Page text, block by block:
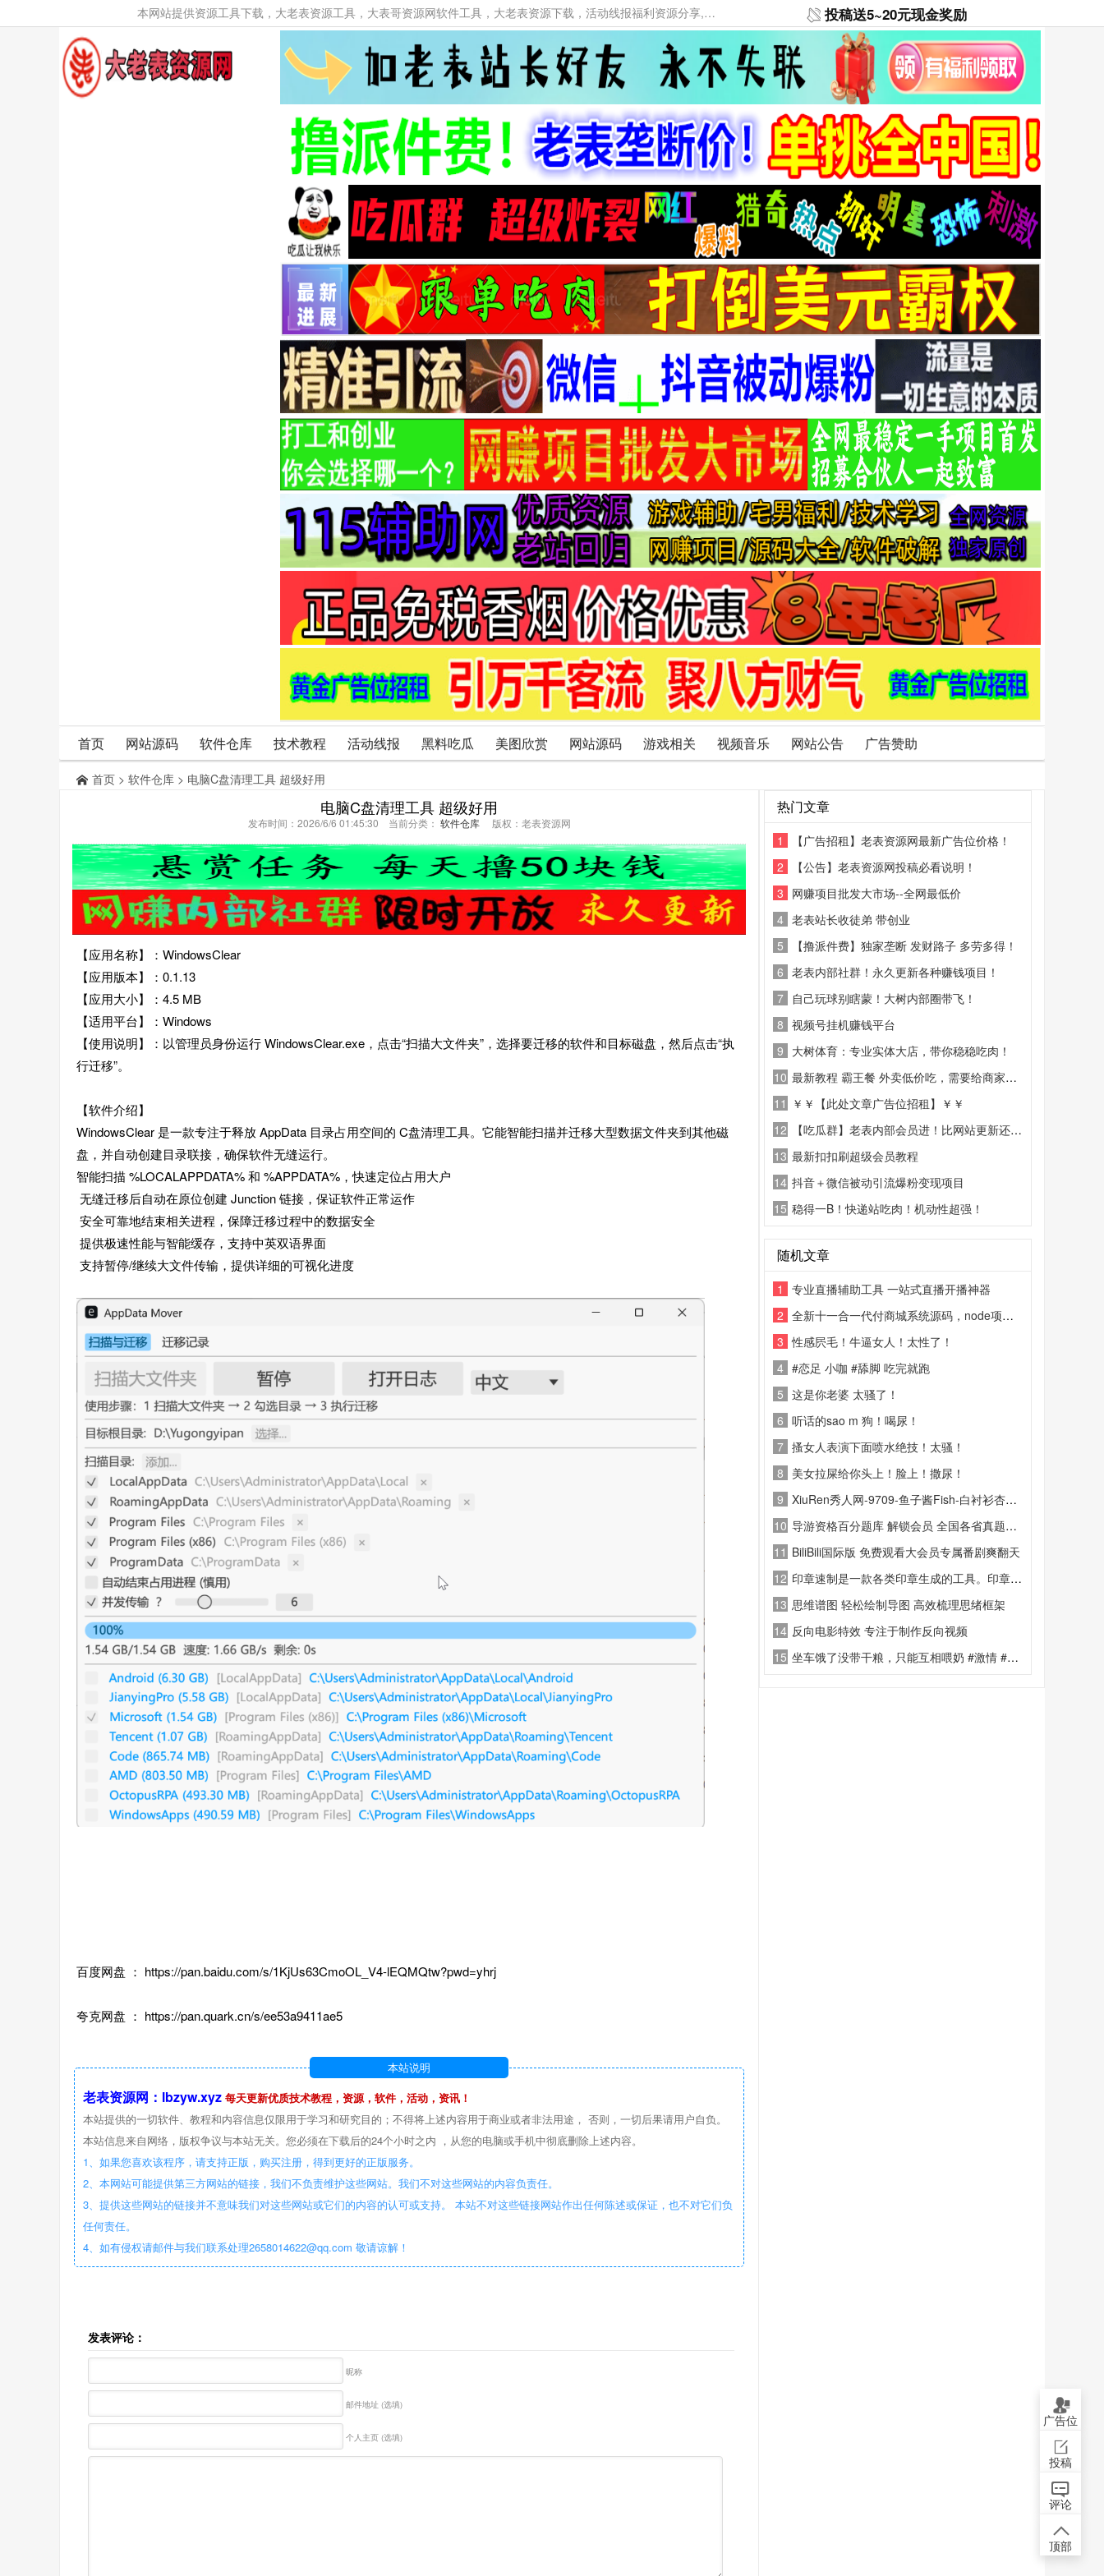
本网站提供资源工具下载，大老表资源工具，大表哥资源网软件工具，大老表资源下载，活动线报福利资源分享,活动线报，大型网游经典游戏，网络热门技术游戏辅助交流与分享。 投稿送5~20元现金奖励
首页 网站源码 软件仓库 技术教程 活动线报 黑料吃瓜 美图欣赏 网站源码 游戏相关 视频音乐 网站公告 广告赞助
首页 > 软件仓库 > 电脑C盘清理工具 超级好用
电脑C盘清理工具 超级好用
发布时间：2026/6/6 01:45:30 当前分类： 软件仓库版权：老表资源网
【应用名称】：WindowsClear
【应用版本】：0.1.13
【应用大小】：4.5 MB
【适用平台】：Windows
【使用说明】：以管理员身份运行 WindowsClear.exe，点击“扫描大文件夹”，选择要迁移的软件和目标磁盘，然后点击“执
行迁移”。
【软件介绍】
WindowsClear 是一款专注于释放 AppData 目录占用空间的 C盘清理工具。它能智能扫描并迁移大型数据文件夹到其他磁
盘，并自动创建目录联接，确保软件无缝运行。
智能扫描 %LOCALAPPDATA% 和 %APPDATA%，快速定位占用大户
无缝迁移后自动在原位创建 Junction 链接，保证软件正常运作
安全可靠地结束相关进程，保障迁移过程中的数据安全
提供极速性能与智能缓存，支持中英双语界面
支持暂停/继续大文件传输，提供详细的可视化进度
百度网盘 ： https://pan.baidu.com/s/1KjUs63CmoOL_V4-lEQMQtw?pwd=yhrj
夸克网盘 ： https://pan.quark.cn/s/ee53a9411ae5
本站说明
老表资源网：lbzyw.xyz 每天更新优质技术教程，资源，软件，活动，资讯！
本站提供的一切软件、教程和内容信息仅限用于学习和研究目的；不得将上述内容用于商业或者非法用途， 否则，一切后果请用户自负。
本站信息来自网络，版权争议与本站无关。您必须在下载后的24个小时之内 ，从您的电脑或手机中彻底删除上述内容。
1、如果您喜欢该程序，请支持正版，购买注册，得到更好的正版服务。
2、本网站可能提供第三方网站的链接，我们不负责维护这些网站。我们不对这些网站的内容负责任。
3、提供这些网站的链接并不意味我们对这些网站或它们的内容的认可或支持。 本站不对这些链接网站作出任何陈述或保证，也不对它们负
任何责任。
4、如有侵权请邮件与我们联系处理2658014622@qq.com 敬请谅解！
发表评论：
昵称
邮件地址 (选填)
个人主页 (选填)
热门文章
1
【广告招租】老表资源网最新广告位价格！
2
【公告】老表资源网投稿必看说明！
3 网赚项目批发大市场--全网最低价
4 老表站长收徒弟 带创业
5
【撸派件费】独家垄断 发财路子 多劳多得！
6 老表内部社群！永久更新各种赚钱项目！
7 自己玩球别瞎蒙！大树内部圈带飞！
8 视频号挂机赚钱平台
9 大树体育：专业实体大店，带你稳稳吃肉！
10 最新教程 霸王餐 外卖低价吃，需要给商家好评
11 ￥￥【此处文章广告位招租】￥￥
12
【吃瓜群】老表内部会员进！比网站更新还精彩！
13 最新扣扣刷超级会员教程
14 抖音＋微信被动引流爆粉变现项目
15 稳得一B！快递站吃肉！机动性超强！
随机文章
1
专业直播辅助工具 一站式直播开播神器
2 全新十一合一代付商城系统源码，node项目，全开源无加密可二开
3 性感屄毛！牛逼女人！太性了！
4 #恋足 小咖 #舔脚 吃完就跑
5 这是你老婆 太骚了！
6 听话的sao m 狗！喝尿！
7 搔女人表演下面喷水绝技！太骚！
8 美女拉屎给你头上！脸上！撒尿！
9 XiuRen秀人网-9709-鱼子酱Fish-白衬衫杏黄内衣
10 导游资格百分题库 解锁会员 全国各省真题刷题备考
11 BiliBili国际版 免费观看大会员专属番剧爽翻天
12 印章速制是一款各类印章生成的工具。印章速制功能里有规则印章与另类印章两类
13 思维谱图 轻松绘制导图 高效梳理思绪框架
14 反向电影特效 专注于制作反向视频
15 坐车饿了没带干粮，只能互相喂奶 #激情 #网约车
广告位
投稿
评论
顶部